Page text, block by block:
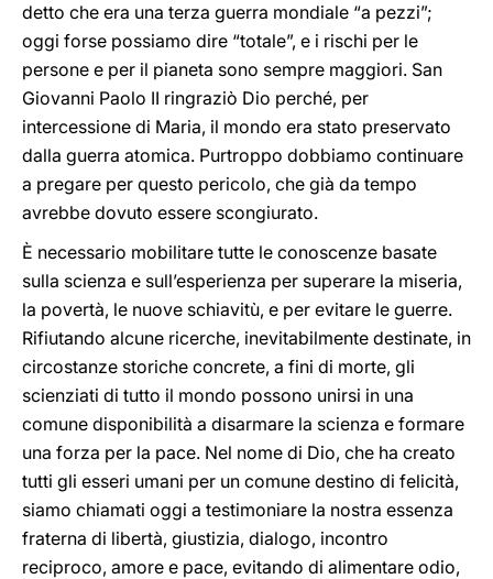
detto che era una terza guerra mondiale “a pezzi”;
oggi forse possiamo dire “totale”, e i rischi per le
persone e per il pianeta sono sempre maggiori. San
Giovanni Paolo II ringraziò Dio perché, per
intercessione di Maria, il mondo era stato preservato
dalla guerra atomica. Purtroppo dobbiamo continuare
a pregare per questo pericolo, che già da tempo
avrebbe dovuto essere scongiurato.
È necessario mobilitare tutte le conoscenze basate
sulla scienza e sull’esperienza per superare la miseria,
la povertà, le nuove schiavitù, e per evitare le guerre.
Rifiutando alcune ricerche, inevitabilmente destinate, in
circostanze storiche concrete, a fini di morte, gli
scienziati di tutto il mondo possono unirsi in una
comune disponibilità a disarmare la scienza e formare
una forza per la pace. Nel nome di Dio, che ha creato
tutti gli esseri umani per un comune destino di felicità,
siamo chiamati oggi a testimoniare la nostra essenza
fraterna di libertà, giustizia, dialogo, incontro
reciproco, amore e pace, evitando di alimentare odio,